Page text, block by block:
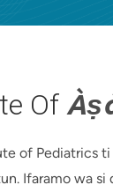
Of
of Pediatrics
Ifaramo wa